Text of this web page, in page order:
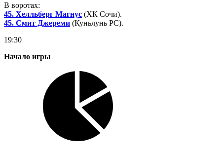
В воротах:
45. Хелльберг Магнус (ХК Сочи).
45. Смит Джереми (Куньлунь РС).
19:30
Начало игры